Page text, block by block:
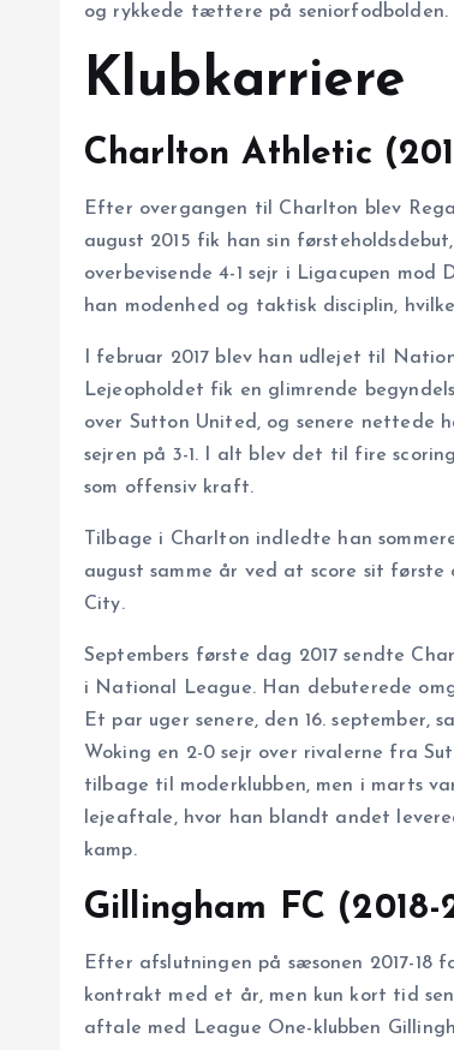
og rykkede tættere på seniorfodbolden.
Klubkarriere
Charlton Athletic
Efter overgangen til Charlton blev
august 2015 fik han sin
overbevisende 4-1 sejr i Liga­cupen
han modenhed og taktisk disciplin,
I februar 2017 blev han udlejet til
Lejeopholdet fik en glimrende
over Sutton United, og senere nettede
sejren på 3-1. I alt blev det til fire
som offensiv kraft.
Tilbage i Charlton indledte han
august samme år ved at score sit
City.
Septembers første dag 2017 sendte
i National League. Han debuterede
Et par uger senere, den 16.
Woking en 2-0 sejr over rivalerne fra
tilbage til moderklubben, men i marts
lejeaftale, hvor han blandt andet
kamp.
Gillingham FC (2018-
Efter afslutningen på sæsonen 2017-
kontrakt med et år, men kun kort tid
aftale med League One-klubben